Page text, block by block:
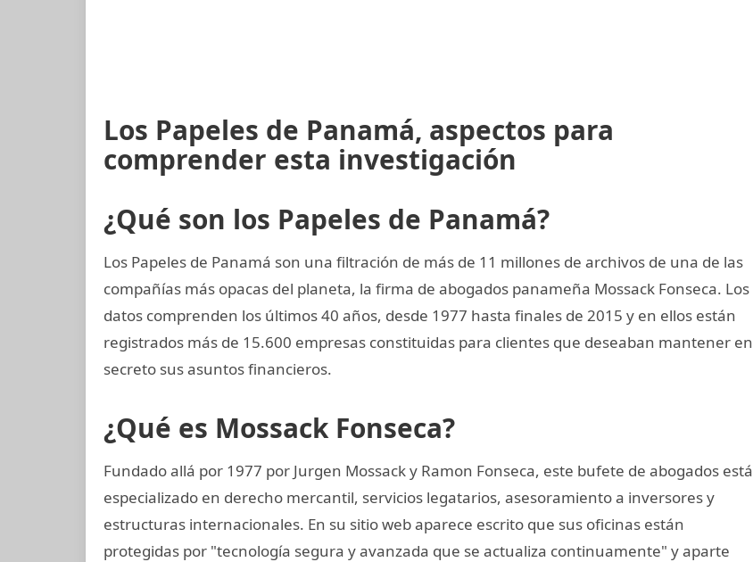
Los Papeles de Panamá, aspectos para
comprender esta investigación
¿Qué son los Papeles de Panamá?
Los Papeles de Panamá son una filtración de más de 11 millones de archivos de una de las
compañías más opacas del planeta, la firma de abogados panameña Mossack Fonseca. Los
datos comprenden los últimos 40 años, desde 1977 hasta finales de 2015 y en ellos están
registrados más de 15.600 empresas constituidas para clientes que deseaban mantener en
secreto sus asuntos financieros.
¿Qué es Mossack Fonseca?
Fundado allá por 1977 por Jurgen Mossack y Ramon Fonseca, este bufete de abogados está
especializado en derecho mercantil, servicios legatarios, asesoramiento a inversores y
estructuras internacionales. En su sitio web aparece escrito que sus oficinas están
protegidas por "tecnología segura y avanzada que se actualiza continuamente" y aparte